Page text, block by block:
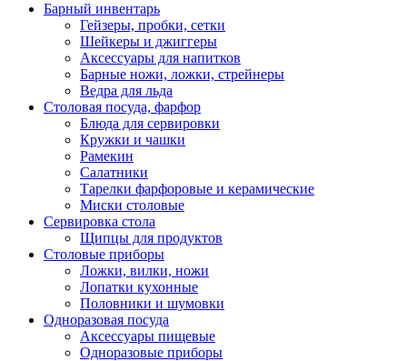
Барный инвентарь
Гейзеры, пробки, сетки
Шейкеры и джиггеры
Аксессуары для напитков
Барные ножи, ложки, стрейнеры
Ведра для льда
Столовая посуда, фарфор
Блюда для сервировки
Кружки и чашки
Рамекин
Салатники
Тарелки фарфоровые и керамические
Миски столовые
Сервировка стола
Щипцы для продуктов
Столовые приборы
Ложки, вилки, ножи
Лопатки кухонные
Половники и шумовки
Одноразовая посуда
Аксессуары пищевые
Одноразовые приборы